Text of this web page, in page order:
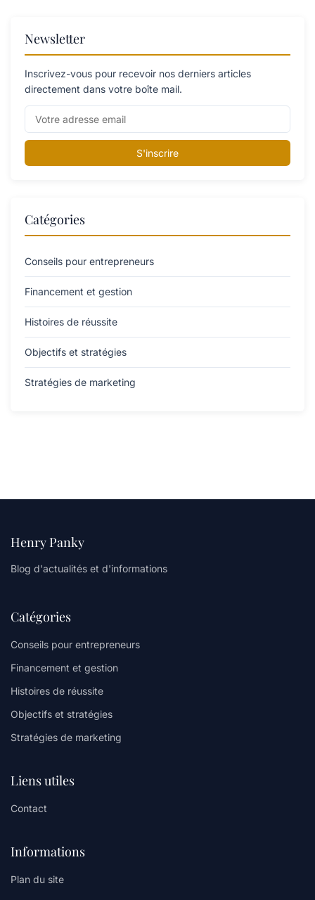
Newsletter
Inscrivez-vous pour recevoir nos derniers articles
directement dans votre boîte mail.
S'inscrire
Catégories
Conseils pour entrepreneurs
Financement et gestion
Histoires de réussite
Objectifs et stratégies
Stratégies de marketing
Henry Panky
Blog d'actualités et d'informations
Catégories
Conseils pour entrepreneurs
Financement et gestion
Histoires de réussite
Objectifs et stratégies
Stratégies de marketing
Liens utiles
Contact
Informations
Plan du site